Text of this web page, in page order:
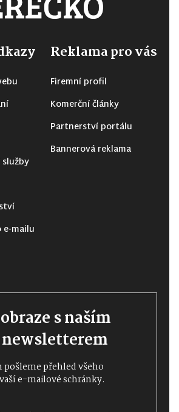
mailu
Reklama pro vás
Firemní profil
Komerční články
Partnerství portálu
Bannerová reklama
s naším
pošleme přehled všeho
e-mailové schránky.